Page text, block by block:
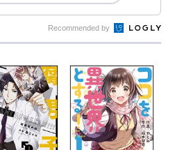
Recommended by